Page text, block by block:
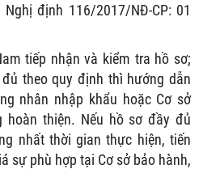
định 116/2017/NĐ-CP: 01
tiếp nhận và kiểm tra hồ sơ;
theo quy định thì hướng dẫn
nhân nhập khẩu hoặc Cơ sở
hoàn thiện. Nếu hồ sơ đầy đủ
nhất thời gian thực hiện, tiến
sự phù hợp tại Cơ sở bảo hành,